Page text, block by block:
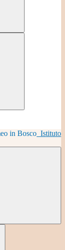
Istituto